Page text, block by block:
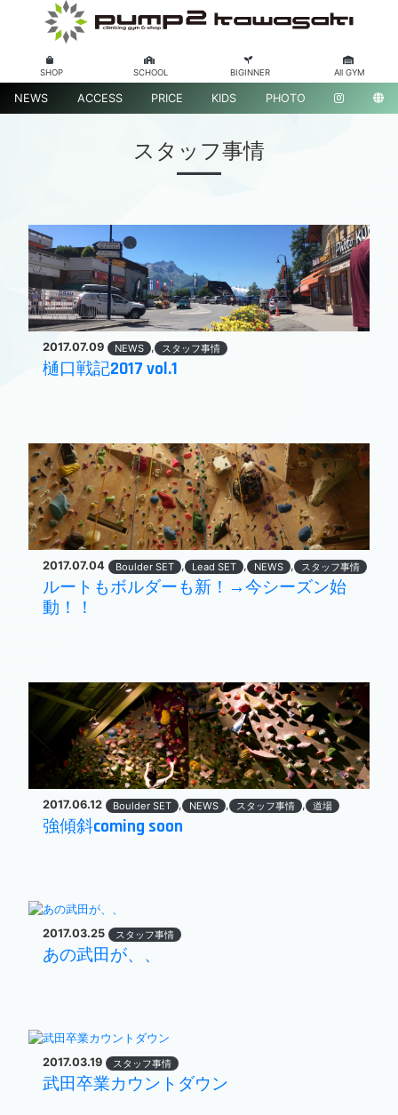
SHOP SCHOOL BIGINNER All GYM
NEWS ACCESS PRICE KIDS PHOTO
スタッフ事情
2017.07.09 NEWS , スタッフ事情
樋口戦記2017 vol.1
2017.07.04 Boulder SET , Lead SET , NEWS , スタッフ事情
ルートもボルダーも新！→今シーズン始
動！！
2017.06.12 Boulder SET , NEWS , スタッフ事情 , 道場
強傾斜coming soon
2017.03.25 スタッフ事情
あの武田が、、
2017.03.19 スタッフ事情
武田卒業カウントダウン